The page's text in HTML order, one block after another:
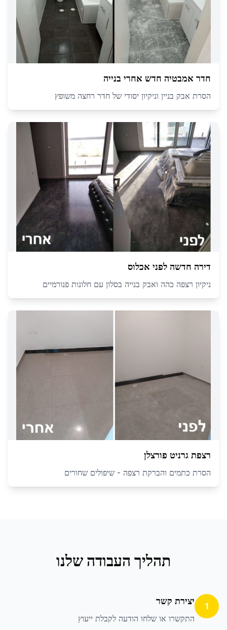
חדר אמבטיה חדש אחרי בנייה
הסרת אבק בניין וניקיון יסודי של חדר רחצה משופץ
דירה חדשה לפני אכלוס
ניקיון רצפה כהה ואבק בנייה בסלון עם חלונות פנורמיים
רצפת גרניט פורצלן
הסרת כתמים והברקת רצפה - שיפולים שחורים
תהליך העבודה שלנו
1 יצירת קשר
התקשרו או שלחו הודעה לקבלת ייעוץ